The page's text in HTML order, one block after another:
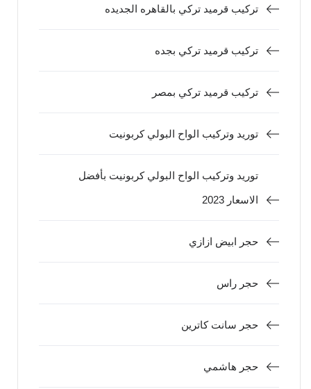
تركيب قرميد تركي بالقاهره الجديده
تركيب قرميد تركي بجده
تركيب قرميد تركي بمصر
توريد وتركيب الواح البولي كربونيت
توريد وتركيب الواح البولي كربونيت بأفضل
الاسعار 2023
حجر ابيض ازازي
حجر راس
حجر سانت كاترين
حجر هاشمي